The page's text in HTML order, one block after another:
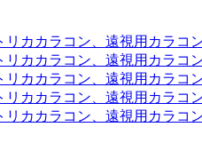
カカラコン、遠視用カラコ
カカラコン、遠視用カラコ
カカラコン、遠視用カラコ
カカラコン、遠視用カラコ
カカラコン、遠視用カラコ